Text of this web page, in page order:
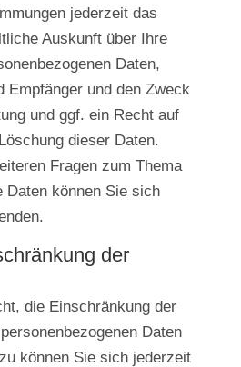
jederzeit das
Auskunft über Ihre
Daten,
Empfänger und den Zweck
und ggf. ein Recht auf
dieser Daten.
Fragen zum Thema
Daten können Sie sich
der
die Einschränkung der
Daten
können Sie sich jederzeit